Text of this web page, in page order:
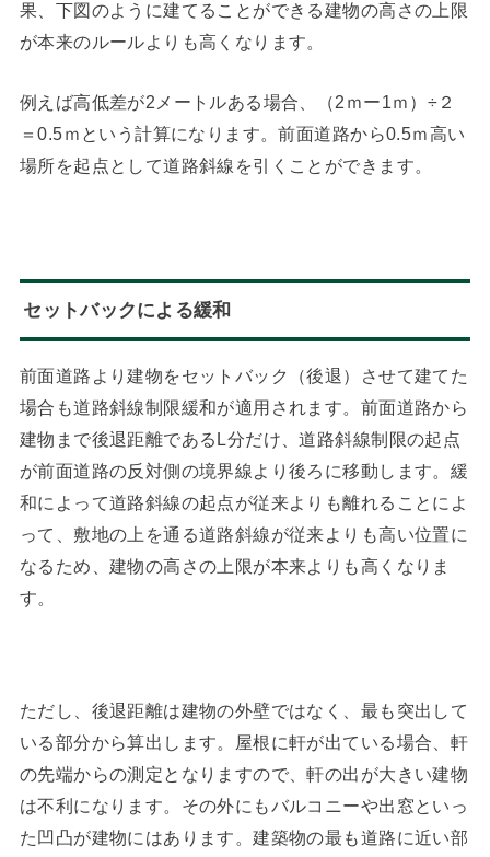
果、下図のように建てることができる建物の高さの上限
が本来のルールよりも高くなります。
例えば高低差が2メートルある場合、（2ｍー1ｍ）÷２
＝0.5ｍという計算になります。前面道路から0.5ｍ高い
場所を起点として道路斜線を引くことができます。
セットバックによる緩和
前面道路より建物をセットバック（後退）させて建てた
場合も道路斜線制限緩和が適用されます。前面道路から
建物まで後退距離であるL分だけ、道路斜線制限の起点
が前面道路の反対側の境界線より後ろに移動します。緩
和によって道路斜線の起点が従来よりも離れることによ
って、敷地の上を通る道路斜線が従来よりも高い位置に
なるため、建物の高さの上限が本来よりも高くなりま
す。
ただし、後退距離は建物の外壁ではなく、最も突出して
いる部分から算出します。屋根に軒が出ている場合、軒
の先端からの測定となりますので、軒の出が大きい建物
は不利になります。その外にもバルコニーや出窓といっ
た凹凸が建物にはあります。建築物の最も道路に近い部